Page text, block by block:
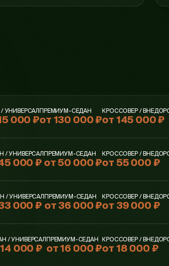
УНИВЕРСАЛ
000 ₽
ПРЕМИУМ-СЕДАН
от 130 000 ₽
КРОССОВЕР /
от 145 000 ₽
/ УНИВЕРСАЛ
000 ₽
ПРЕМИУМ-СЕДАН
от 50 000 ₽
КРОССОВЕР /
от 55 000 ₽
/ УНИВЕРСАЛ
000 ₽
ПРЕМИУМ-СЕДАН
от 36 000 ₽
КРОССОВЕР /
от 39 000 ₽
/ УНИВЕРСАЛ
000 ₽
ПРЕМИУМ-СЕДАН
от 16 000 ₽
КРОССОВЕР /
от 18 000 ₽